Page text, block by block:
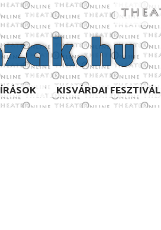
ÍRÁSOK KISVÁRDAI FESZTIVÁL